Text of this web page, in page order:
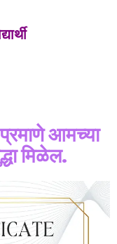
आमच्या
मिळेल.